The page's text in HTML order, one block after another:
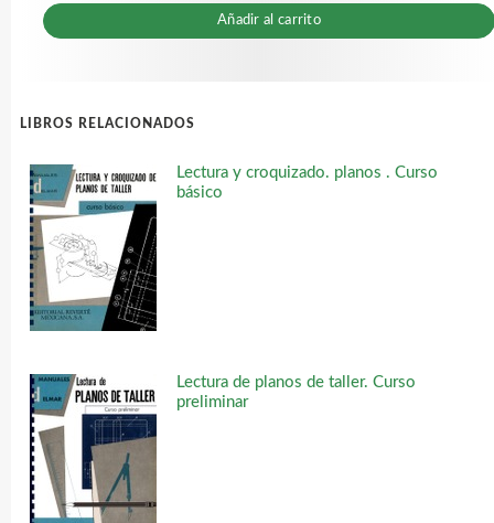
Añadir al carrito
LIBROS RELACIONADOS
Lectura y croquizado. planos . Curso
básico
Lectura de planos de taller. Curso
preliminar